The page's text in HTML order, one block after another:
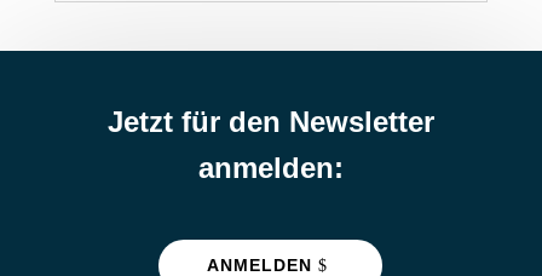
Jetzt für den Newsletter
anmelden:
ANMELDEN